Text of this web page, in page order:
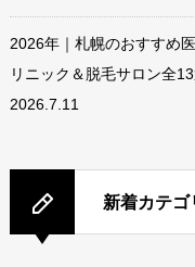
2026年｜札幌のおすすめ
リニック＆脱毛サロン全
2026.7.11
新着カテゴ